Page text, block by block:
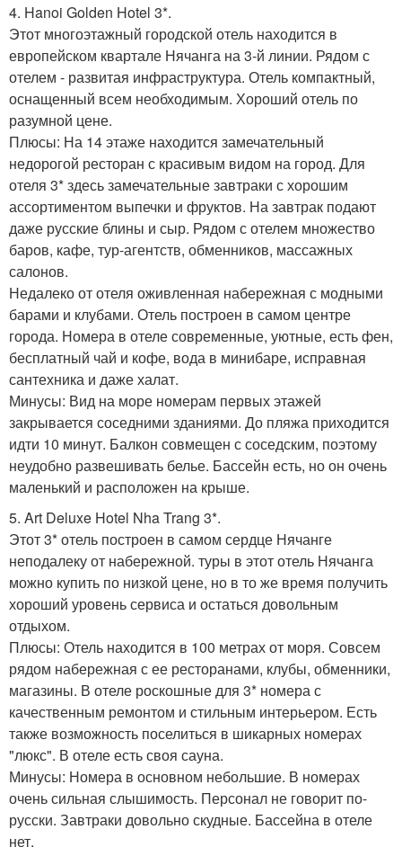
4. Hanoi Golden Hotel 3*.
Этот многоэтажный городской отель находится в
европейском квартале Нячанга на 3-й линии. Рядом с
отелем - развитая инфраструктура. Отель компактный,
оснащенный всем необходимым. Хороший отель по
разумной цене.
Плюсы: На 14 этаже находится замечательный
недорогой ресторан с красивым видом на город. Для
отеля 3* здесь замечательные завтраки с хорошим
ассортиментом выпечки и фруктов. На завтрак подают
даже русские блины и сыр. Рядом с отелем множество
баров, кафе, тур-агентств, обменников, массажных
салонов.
Недалеко от отеля оживленная набережная с модными
барами и клубами. Отель построен в самом центре
города. Номера в отеле современные, уютные, есть фен,
бесплатный чай и кофе, вода в минибаре, исправная
сантехника и даже халат.
Минусы: Вид на море номерам первых этажей
закрывается соседними зданиями. До пляжа приходится
идти 10 минут. Балкон совмещен с соседским, поэтому
неудобно развешивать белье. Бассейн есть, но он очень
маленький и расположен на крыше.
5. Art Deluxe Hotel Nha Trang 3*.
Этот 3* отель построен в самом сердце Нячанге
неподалеку от набережной. туры в этот отель Нячанга
можно купить по низкой цене, но в то же время получить
хороший уровень сервиса и остаться довольным
отдыхом.
Плюсы: Отель находится в 100 метрах от моря. Совсем
рядом набережная с ее ресторанами, клубы, обменники,
магазины. В отеле роскошные для 3* номера с
качественным ремонтом и стильным интерьером. Есть
также возможность поселиться в шикарных номерах
"люкс". В отеле есть своя сауна.
Минусы: Номера в основном небольшие. В номерах
очень сильная слышимость. Персонал не говорит по-
русски. Завтраки довольно скудные. Бассейна в отеле
нет.